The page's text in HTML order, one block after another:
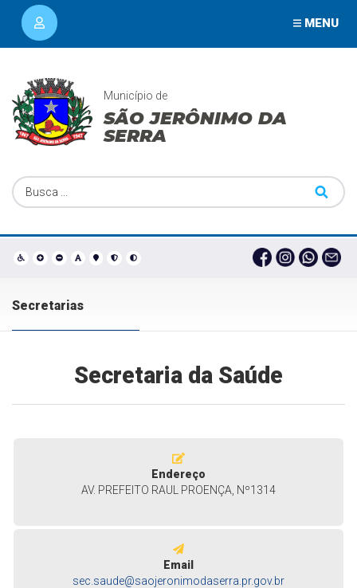
MENU
Município de
SÃO JERÔNIMO DA
SERRA
Secretarias
Secretaria da Saúde
Endereço
AV. PREFEITO RAUL PROENÇA, Nº1314
Email
sec.saude@saojeronimodaserra.pr.gov.br